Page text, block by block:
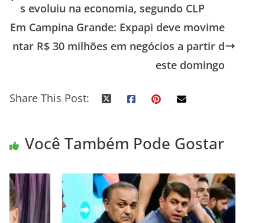
s evoluiu na economia, segundo CLP
Em Campina Grande: Expapi deve movime
ntar R$ 30 milhões em negócios a partir d
este domingo
Share This Post:
Você Também Pode Gostar